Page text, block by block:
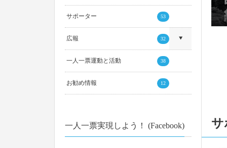
サ
サポーター 53
広報 32
一人一票運動と活動 38
お勧め情報 12
一人一票実現しよう！ (Facebook)